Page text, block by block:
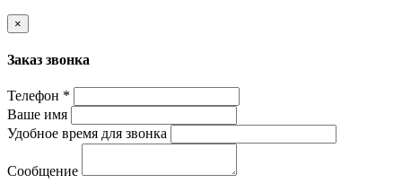
×
Заказ звонка
Телефон *
Ваше имя
Удобное время для звонка
Сообщение